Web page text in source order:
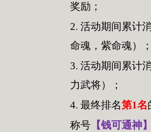
奖励；
2. 活动期间累计
命魂，紫命魂）
3. 活动期间累计
力武将）；
4. 最终排名第1名
称号 【钱可通神